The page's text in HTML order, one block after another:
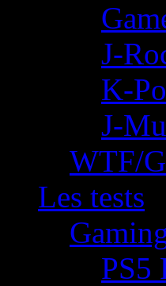
J-
K-
J-
WTF/
Les tests
PS5